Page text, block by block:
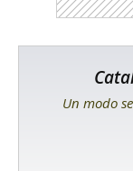
Un modo